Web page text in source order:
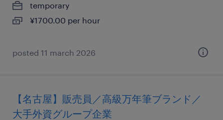
temporary
¥1700.00 per hour
posted 11 march 2026
【名古屋】販売員／高級万年筆ブランド／
大手外資グループ企業